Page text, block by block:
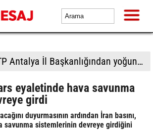
BTP Gaziantep teşkilatından taziye ziyareti: Cevizli köyü halkıyla buluşma
eyaletinde hava savunma
girdi
duyurmasının ardından İran basını,
savunma sistemlerinin devreye girdiğini